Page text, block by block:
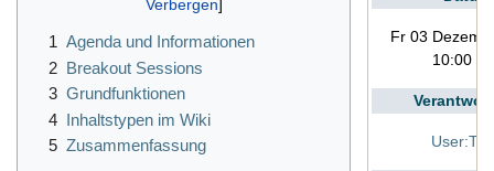
Fr 03
10:00
1 Agenda und Informationen
2 Breakout Sessions
3 Grundfunktionen
4 Inhaltstypen im Wiki
5 Zusammenfassung